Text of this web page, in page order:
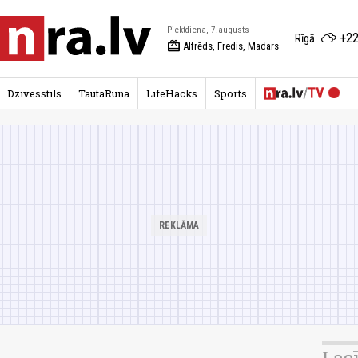
Piektdiena, 7.augusts
redeem Alfrēds, Fredis, Madars
Rīgā
Dzīvesstils TautaRunā LifeHacks Sports